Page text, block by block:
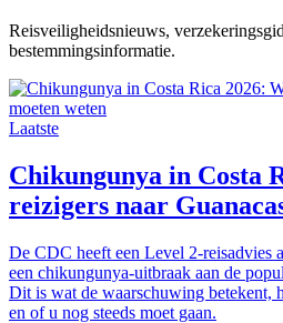
Reisveiligheidsnieuws,
bestemmingsinformatie.
Laatste
Chikungunya in Costa
reizigers naar
De CDC heeft een Level 2-reisadvies
een chikungunya-uitbraak aan de
Dit is wat de waarschuwing betekent,
en of u nog steeds moet gaan.